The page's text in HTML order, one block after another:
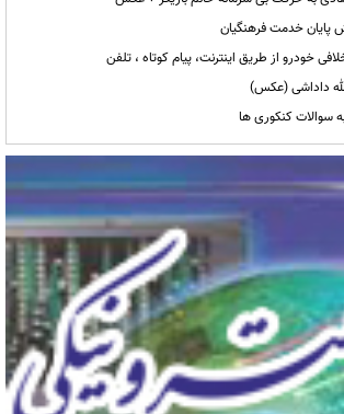
خودرو از طریق اینترنت، پیام کوتاه ، تلفن
داداشی (عکس)
سوالات کنکوری ها